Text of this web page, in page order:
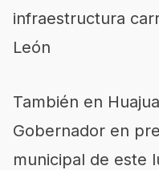
infraestructura
León
También en
Gobernador en
municipal de este